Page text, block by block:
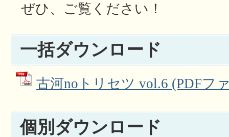
ぜひ、ご覧ください！
一括ダウンロード
古河noトリセツ vol.6 (PDFフ
個別ダウンロード